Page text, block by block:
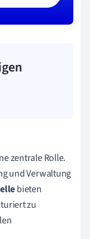
zentrale Rolle.
und Verwaltung
bieten
zu